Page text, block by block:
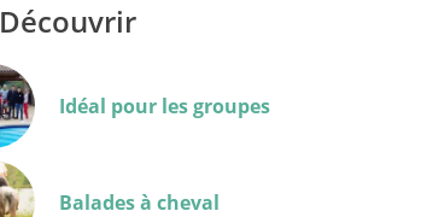
Découvrir
Idéal pour les groupes
Balades à cheval